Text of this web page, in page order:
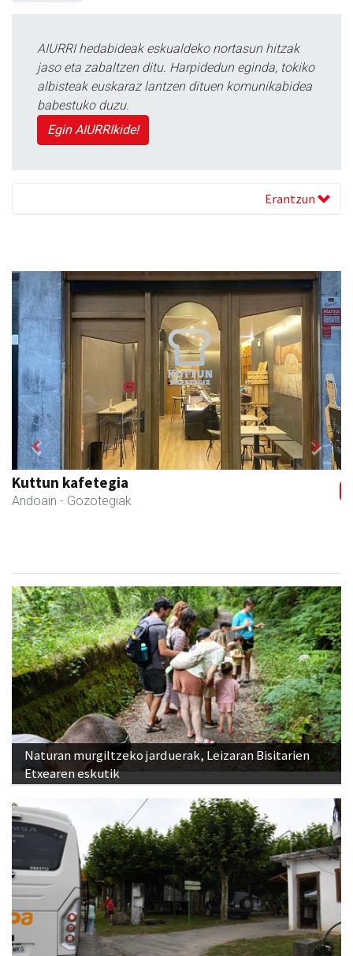
AIURRI hedabideak eskualdeko nortasun hitzak
jaso eta zabaltzen ditu. Harpidedun eginda, tokiko
albisteak euskaraz lantzen dituen komunikabidea
babestuko duzu.
Egin AIURRIkide!
Erantzun
Kuttun kafetegia
Andoain - Gozotegiak
Previous Next
Naturan murgiltzeko jarduerak, Leizaran Bisitarien
Etxearen eskutik